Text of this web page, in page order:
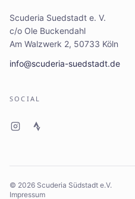
Scuderia Suedstadt e. V.
c/o Ole Buckendahl
Am Walzwerk 2, 50733 Köln
info@scuderia-suedstadt.de
SOCIAL
© 2026 Scuderia Südstadt e.V.
Impressum